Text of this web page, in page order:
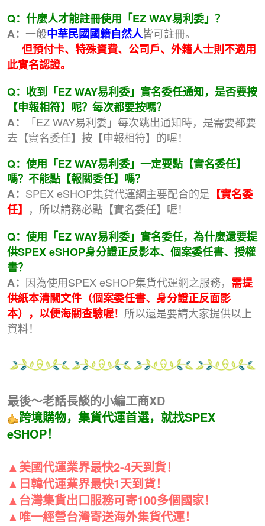
Q：什麼人才能註冊使用「EZ WAY易利委」？
A： 一般中華民國國籍自然人皆可註冊。
但預付卡、特殊資費、公司戶、外籍人士則不適用
此實名認證。
Q： 收到「EZ WAY易利委」實名委任通知，是否要按
【申報相符】呢？每次都要按嗎？
A：
「EZ WAY易利委」每次跳出通知時，是需要都要
去【實名委任】按【申報相符】的喔！
Q：使用「EZ WAY易利委」一定要點【實名委任】
嗎？不能點【報關委任】嗎？
A： SPEX eSHOP集貨代運網主要配合的是 【實名委
任】 ，所以請務必點【實名委任】喔！
Q：使用「EZ WAY易利委」實名委任，為什麼還要提
供SPEX eSHOP身分證正反影本、個案委任書、授權
書？
A： 因為使用SPEX eSHOP集貨代運網之服務， 需提
供紙本清關文件（個案委任書、身分證正反面影
本），以便海關查驗喔！ 所以還是要請大家提供以上
資料！
最後～老話長談的小編工商XD
跨境購物，集貨代運首選，就找SPEX
eSHOP！
▲美國代運業界最快2-4天到貨！
▲ 日韓代運業界最快1天到貨！
▲台灣集貨出口服務可寄100多個國家！
▲唯一經營台灣寄送海外集貨代運！